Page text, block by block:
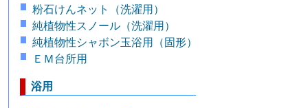
粉石けんネット（洗濯用）
純植物性スノール（洗濯用）
純植物性シャボン玉浴用（固形）
ＥＭ台所用
浴用